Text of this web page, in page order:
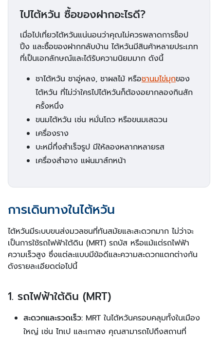
ไปไต้หวัน ซื้อของฝากอะไรดี?
เมื่อไปเที่ยวไต้หวันแน่นอนว่าคุณไม่ควรพลาดการช็อป
ปิ้ง และซื้อของฝากกลับบ้าน ไต้หวันมีสินค้าหลายประเภท
ที่เป็นเอกลักษณ์และได้รับความนิยมมาก ดังนี้
ชาไต้หวัน ชาอู่หลง, ชาผลไม้ หรือชานมไข่มุกของ
ไต้หวัน ที่ไม่ว่าใครไปไต้หวันก็ต้องอยากลองกินสัก
ครั้งหนึ่ง
ขนมไต้หวัน เช่น หมั่นโถว หรือขนมเสฉวน
เครื่องราง
บะหมี่กึ่งสำเร็จรูป มีให้ลองหลากหลายรส
เครื่องสำอาง แผ่นมาส์กหน้า
การเดินทางในไต้หวัน
ไต้หวันมีระบบขนส่งมวลชนที่ทันสมัยและสะดวกมาก ไม่ว่าจะ
เป็นการใช้รถไฟฟ้าใต้ดิน (MRT) รถบัส หรือแม้แต่รถไฟฟ้า
ความเร็วสูง ซึ่งแต่ละแบบมีข้อดีและความสะดวกแตกต่างกัน
ดังรายละเอียดต่อไปนี้
1. รถไฟฟ้าใต้ดิน (MRT)
สะดวกและรวดเร็ว: MRT ในไต้หวันครอบคลุมทั้งในเมือง
ใหญ่ เช่น ไทเป และเกาสง คุณสามารถไปถึงสถานที่